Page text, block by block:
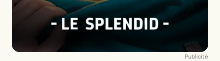
Publicité